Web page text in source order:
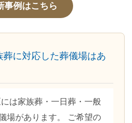
事例はこちら
葬に対応した葬儀場はあ
は家族葬・一日葬・一般
場があります。 ご希望の